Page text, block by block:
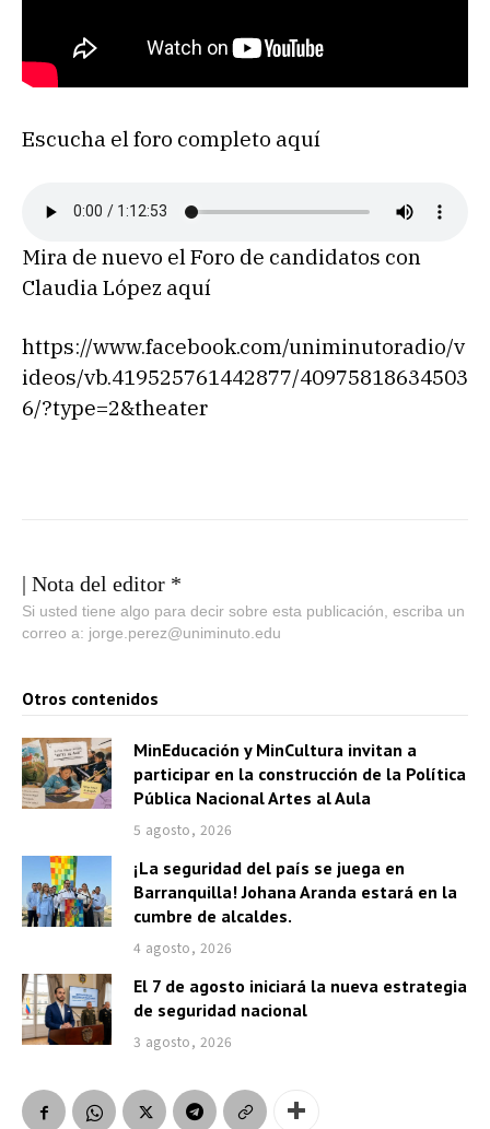
Escucha el foro completo aquí
Mira de nuevo el Foro de candidatos con
Claudia López aquí
https://www.facebook.com/uniminutoradio/v
ideos/vb.419525761442877/40975818634503
6/?type=2&theater
| Nota del editor *
Si usted tiene algo para decir sobre esta publicación, escriba un
correo a: jorge.perez@uniminuto.edu
Otros contenidos
MinEducación y MinCultura invitan a
participar en la construcción de la Política
Pública Nacional Artes al Aula
5 agosto, 2026
¡La seguridad del país se juega en
Barranquilla! Johana Aranda estará en la
cumbre de alcaldes.
4 agosto, 2026
El 7 de agosto iniciará la nueva estrategia
de seguridad nacional
3 agosto, 2026